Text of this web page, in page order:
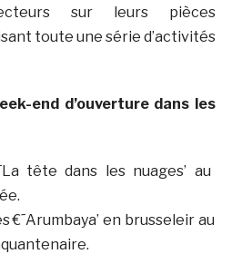
sur leurs pièces
toute une série d’activités
end d’ouverture dans les
tête dans les nuages’ au
€˜Arumbaya’ en brusseleir au